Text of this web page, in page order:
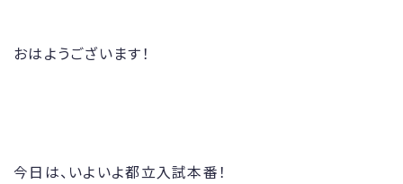
おはようございます！
今日は、いよいよ都立入試本番！